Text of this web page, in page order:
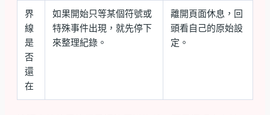
界
線
是
否
還
在
如果開始只等某個符號或
特殊事件出現，就先停下
來整理紀錄。
離開頁面休息，回
頭看自己的原始設
定。